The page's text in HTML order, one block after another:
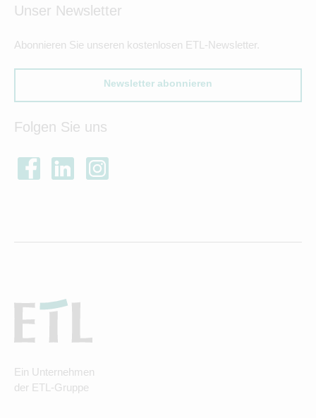
Unser Newsletter
Abonnieren Sie unseren kostenlosen ETL-Newsletter.
Newsletter abonnieren
Folgen Sie uns
Ein Unternehmen
der ETL-Gruppe